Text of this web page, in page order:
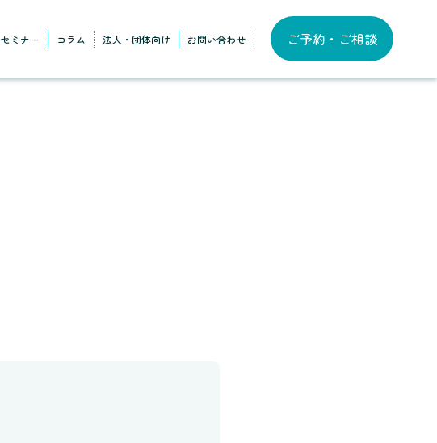
セミナー コラム 法人・団体向け お問い合わせ ご予約・ご相談